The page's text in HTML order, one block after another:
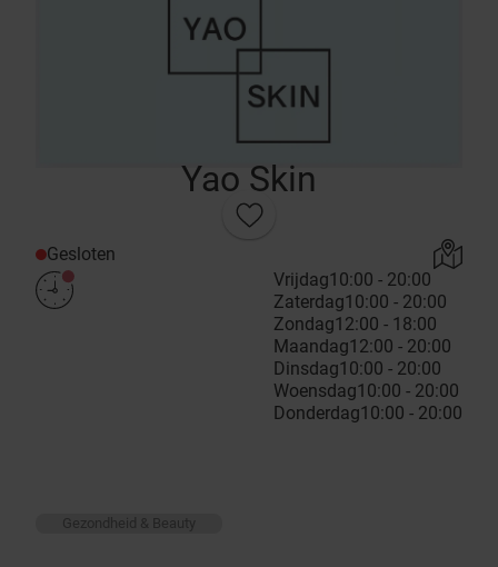
Yao Skin
Gesloten
Vrijdag10:00 - 20:00
Zaterdag10:00 - 20:00
Zondag12:00 - 18:00
Maandag12:00 - 20:00
Dinsdag10:00 - 20:00
Woensdag10:00 - 20:00
Donderdag10:00 - 20:00
Gezondheid & Beauty